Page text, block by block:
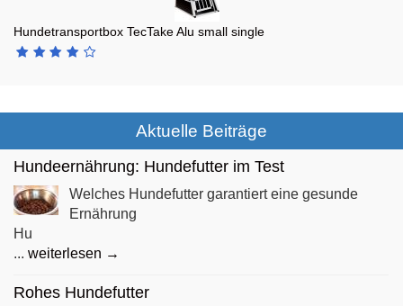
Hundetransportbox TecTake Alu small single
Aktuelle Beiträge
Hundeernährung: Hundefutter im Test
Welches Hundefutter garantiert eine gesunde
Ernährung
Hu
... weiterlesen →
Rohes Hundefutter